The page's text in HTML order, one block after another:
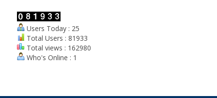
Users Today : 25
Total Users : 81933
Total views : 162980
Who's Online : 1